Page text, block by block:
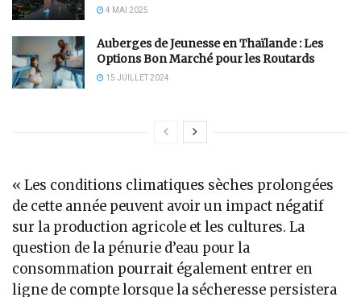
4 MAI 2025
Auberges de Jeunesse en Thaïlande : Les
Options Bon Marché pour les Routards
15 JUILLET 2024
« Les conditions climatiques sèches prolongées
de cette année peuvent avoir un impact négatif
sur la production agricole et les cultures. La
question de la pénurie d’eau pour la
consommation pourrait également entrer en
ligne de compte lorsque la sécheresse persistera